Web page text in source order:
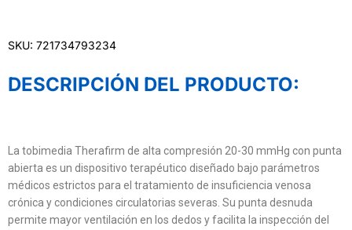
SKU: 721734793234
DESCRIPCIÓN DEL PRODUCTO:
La tobimedia Therafirm de alta compresión 20-30 mmHg con punta
abierta es un dispositivo terapéutico diseñado bajo parámetros
médicos estrictos para el tratamiento de insuficiencia venosa
crónica y condiciones circulatorias severas. Su punta desnuda
permite mayor ventilación en los dedos y facilita la inspección del